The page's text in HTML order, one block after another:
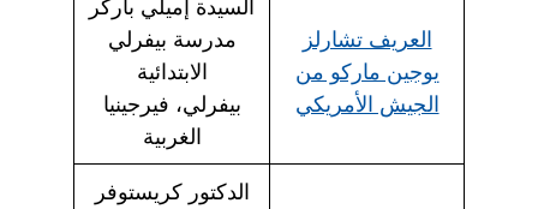
العريف تشارلز
يوجين ماركو من
الجيش الأمريكي
السيدة إميلي باركر
مدرسة بيفرلي
الابتدائية
بيفرلي، فيرجينيا
الغربية
الدكتور كريستوفر